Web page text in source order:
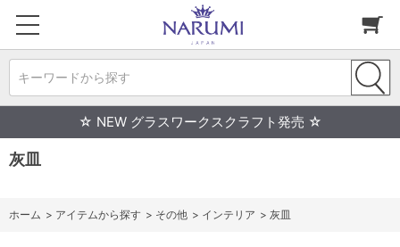
キーワードから探す
☆ NEW グラスワークスクラフト発売 ☆
灰皿
ホーム > アイテムから探す > その他 > インテリア > 灰皿